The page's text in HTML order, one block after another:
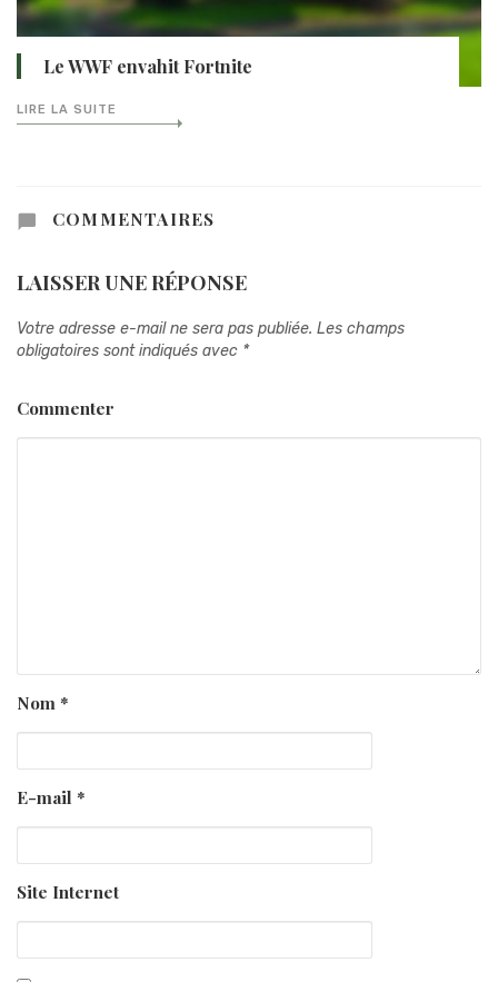
Le WWF envahit Fortnite
LIRE LA SUITE
COMMENTAIRES
LAISSER UNE RÉPONSE
Votre adresse e-mail ne sera pas publiée. Les champs
obligatoires sont indiqués avec *
Commenter
Nom *
E-mail *
Site Internet